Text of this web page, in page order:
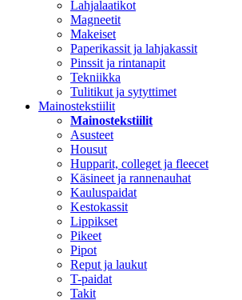
Lahjalaatikot
Magneetit
Makeiset
Paperikassit ja lahjakassit
Pinssit ja rintanapit
Tekniikka
Tulitikut ja sytyttimet
Mainostekstiilit
Mainostekstiilit
Asusteet
Housut
Hupparit, colleget ja fleecet
Käsineet ja rannenauhat
Kauluspaidat
Kestokassit
Lippikset
Pikeet
Pipot
Reput ja laukut
T-paidat
Takit